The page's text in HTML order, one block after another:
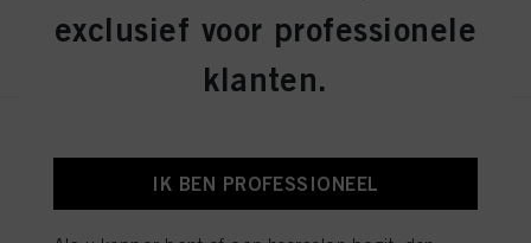
REGISTEREN EN KOPEN
Brown Cendré Chocolate 60ml
ID-nr. 3048477
exclusief voor professionele
klanten.
IK BEN PROFESSIONEEL